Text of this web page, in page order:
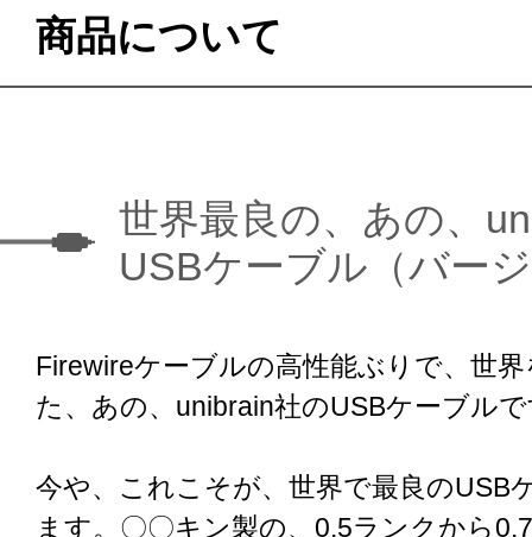
商品について
世界最良の、あの、
USBケーブル（バー
Firewireケーブルの高性能ぶりで、世
た、あの、unibrain社のUSBケーブル
今や、これこそが、世界で最良のUSB
ます。〇〇キン製の、0.5ランクから